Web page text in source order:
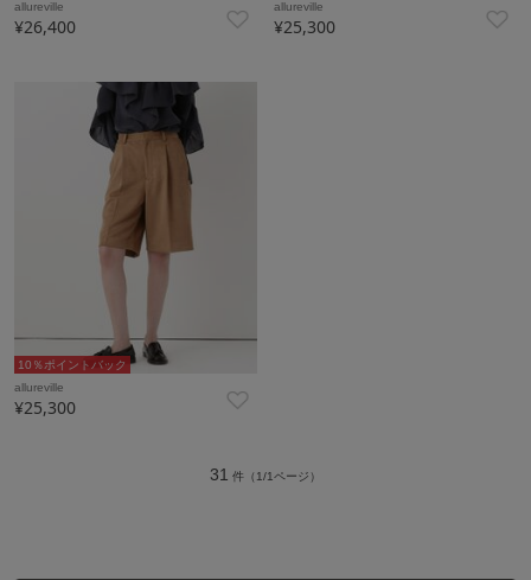
allureville
¥26,400
allureville
¥25,300
10％ポイントバック
allureville
¥25,300
31 件（1/1ページ）